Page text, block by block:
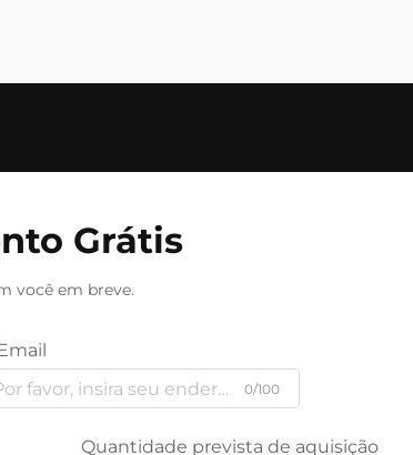
Grátis
você em breve.
0/100
Quantidade prevista de aquisição